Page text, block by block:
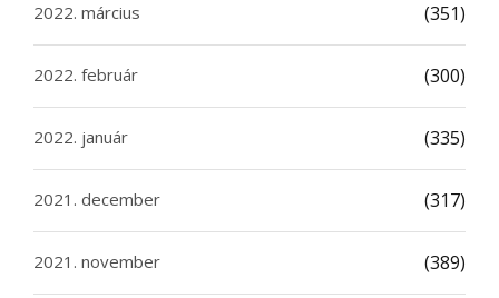
2022. március (351)
2022. február (300)
2022. január (335)
2021. december (317)
2021. november (389)